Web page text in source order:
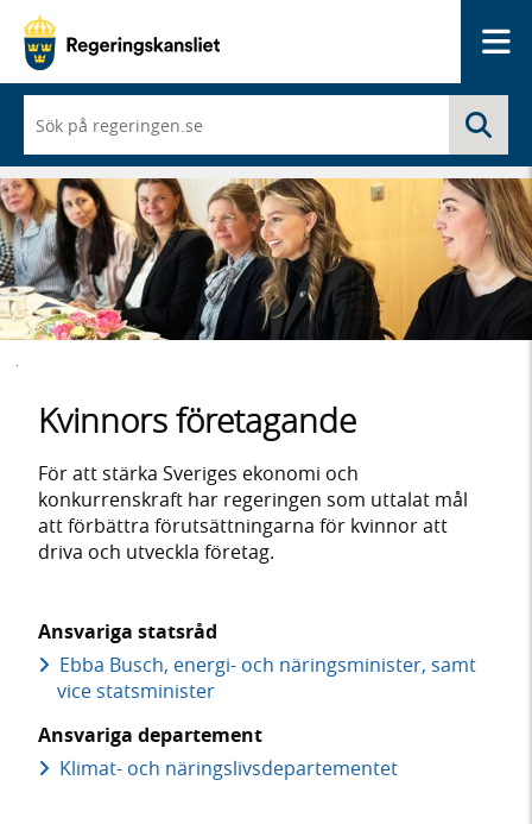
du
börjar
skriva
så
framträder
en
lista
med
sökförslag
Kvinnors företagande
För att stärka Sveriges ekonomi och
konkurrenskraft har regeringen som uttalat mål
att förbättra förutsättningarna för kvinnor att
driva och utveckla företag.
Ansvariga statsråd
Ebba Busch, energi- och näringsminister, samt
vice statsminister
Ansvariga departement
Klimat- och näringslivs­­departementet